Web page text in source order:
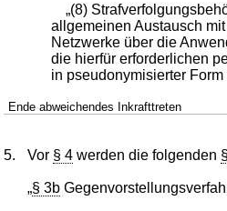
„(8)
allgemeinen Austausch
Netzwerke über die
die hierfür erforderlichen
in pseudonymisierter
Ende abweichendes Inkrafttreten
5. Vor § 4 werden die folgenden
„§ 3b